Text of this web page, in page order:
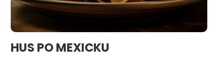
HUS PO MEXICKU